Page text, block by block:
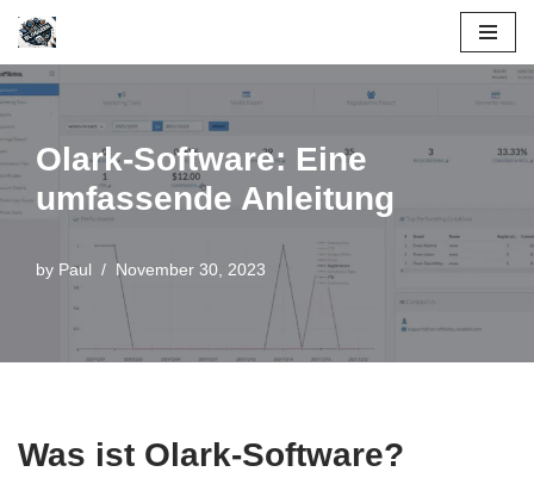
Skip
to
content
Olark-Software: Eine
umfassende Anleitung
by Paul November 30, 2023
Was ist Olark-Software?